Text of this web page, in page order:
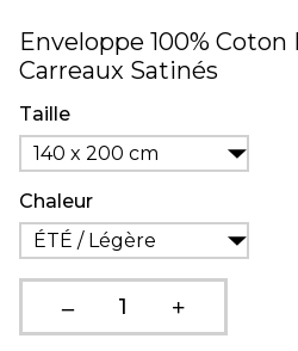
Enveloppe 100%
Carreaux Satinés
Taille
140 x 200 cm
Chaleur
ÉTÉ / Légère